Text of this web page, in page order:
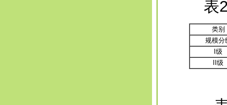
表
类别
规模分
I级
II级